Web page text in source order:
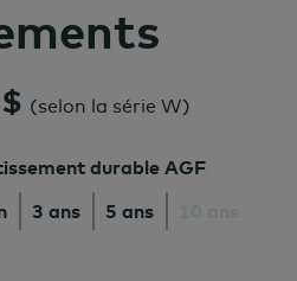
(selon la série W)
durable AGF
3 ans 5 ans